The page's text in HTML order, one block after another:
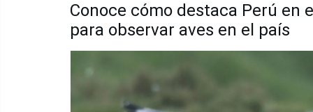
Conoce cómo destaca Perú en
para observar aves en el país